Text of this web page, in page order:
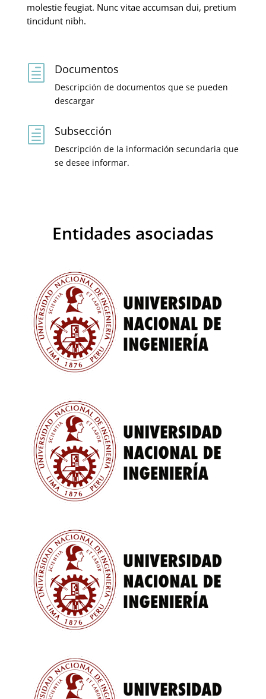
molestie feugiat. Nunc vitae accumsan dui, pretium
tincidunt nibh.
h Documentos
Descripción de documentos que se pueden
descargar
h Subsección
Descripción de la información secundaria que
se desee informar.
Entidades asociadas